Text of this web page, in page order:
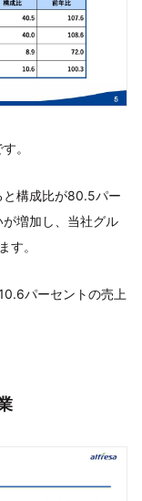
。
と構成比が80.5パー
増加し、当社グル
す。
パーセントの売上